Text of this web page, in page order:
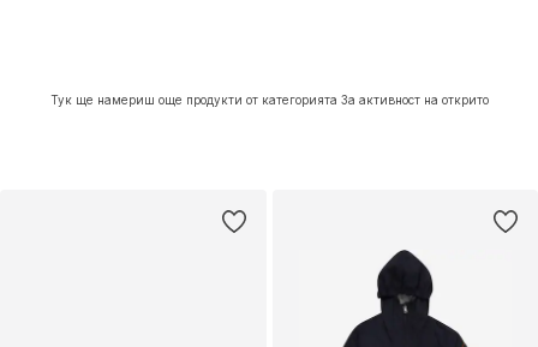
Тук ще намериш още продукти от категорията За активност на открито